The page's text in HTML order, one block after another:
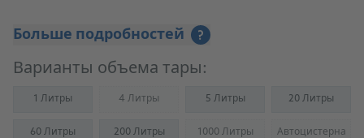
Больше подробностей ?
Варианты объема тары:
1 Литры 4 Литры(Not available) 5 Литры 20 Литры
60 Литры 200 Литры 1000 Литры Автоцистерна